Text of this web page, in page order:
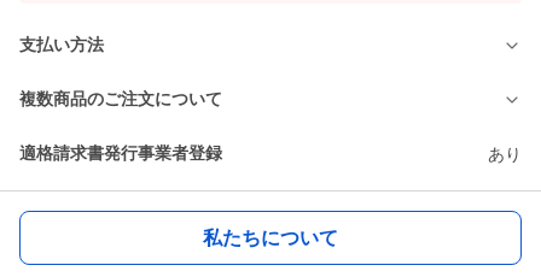
支払い方法
複数商品のご注文について
適格請求書発行事業者登録 あり
私たちについて